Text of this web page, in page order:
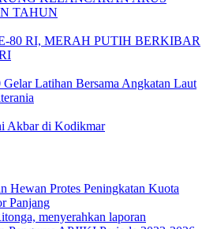
TAHUN
80 RI, MERAH PUTIH BERKIBAR
Latihan Bersama Angkatan Laut
Akbar di Kodikmar
Hewan Protes Peningkatan Kuota
Panjang